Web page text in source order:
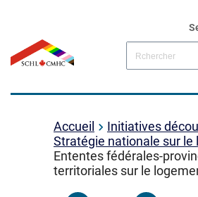
Accueil
Initiatives
Stratégie nationale sur le
Ententes fédérales-
territoriales sur le